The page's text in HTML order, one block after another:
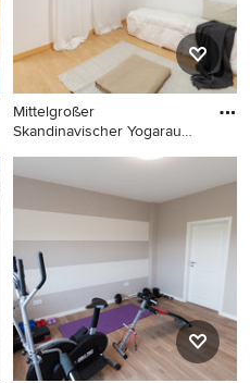
Mittelgroßer
Skandinavischer Yogaraum
Mittelgroßer Skandinavischer
Yogaraum mit weißer
Wandfarbe und braunem